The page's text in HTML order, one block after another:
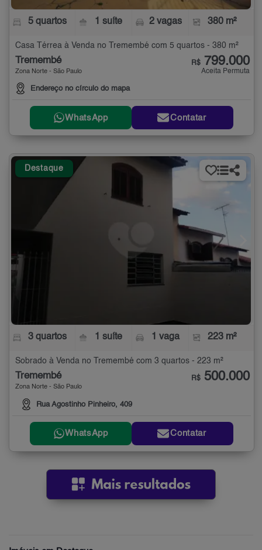
5 quartos 1 suíte 2 vagas 380 m²
Casa Térrea à Venda no Tremembé com 5 quartos - 380 m²
Tremembé
Zona Norte - São Paulo
Endereço no círculo do mapa
R$ 799.000
Aceita Permuta
WhatsApp Contatar
Destaque
3 quartos 1 suíte 1 vaga 223 m²
Sobrado à Venda no Tremembé com 3 quartos - 223 m²
Tremembé
Zona Norte - São Paulo
Rua Agostinho Pinheiro, 409
R$ 500.000
WhatsApp Contatar